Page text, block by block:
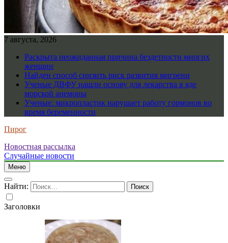
7 августа, 2026
Раскрыта неожиданная причина бездетности многих
женщин
Найден способ снизить риск развития мигрени
Ученые ДВФУ нашли основу для лекарства в яде
морской анемоны
Ученые: микропластик нарушает работу гормонов во
время беременности
Пирог
Новостная рассылка
Случайные новости
Меню
Найти:
Заголовки